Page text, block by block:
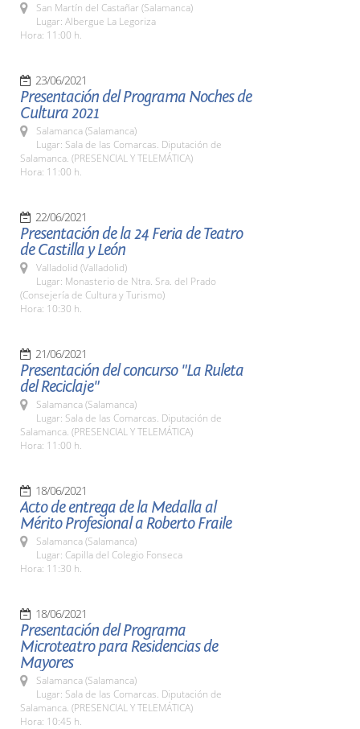
San Martín del Castañar (Salamanca)
Lugar: Albergue La Legoriza
Hora: 11:00 h.
23/06/2021
Presentación del Programa Noches de
Cultura 2021
Salamanca (Salamanca)
Lugar: Sala de las Comarcas. Diputación de
Salamanca. (PRESENCIAL Y TELEMÁTICA)
Hora: 11:00 h.
22/06/2021
Presentación de la 24 Feria de Teatro
de Castilla y León
Valladolid (Valladolid)
Lugar: Monasterio de Ntra. Sra. del Prado
(Consejería de Cultura y Turismo)
Hora: 10:30 h.
21/06/2021
Presentación del concurso "La Ruleta
del Reciclaje"
Salamanca (Salamanca)
Lugar: Sala de las Comarcas. Diputación de
Salamanca. (PRESENCIAL Y TELEMÁTICA)
Hora: 11:00 h.
18/06/2021
Acto de entrega de la Medalla al
Mérito Profesional a Roberto Fraile
Salamanca (Salamanca)
Lugar: Capilla del Colegio Fonseca
Hora: 11:30 h.
18/06/2021
Presentación del Programa
Microteatro para Residencias de
Mayores
Salamanca (Salamanca)
Lugar: Sala de las Comarcas. Diputación de
Salamanca. (PRESENCIAL Y TELEMÁTICA)
Hora: 10:45 h.